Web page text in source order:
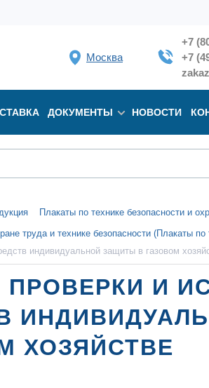
Москва
+7
+7
ДОКУМЕНТЫ НОВОСТИ
Плакаты по технике безопасности и
труда и технике безопасности (Плакаты по
индивидуальной защиты в газовом
ПРОВЕРКИ И
ХОЗЯЙСТВЕ